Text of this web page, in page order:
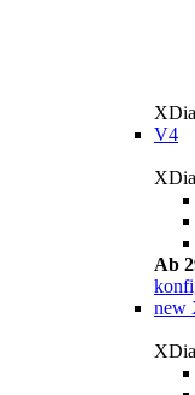
V4
Ab
new